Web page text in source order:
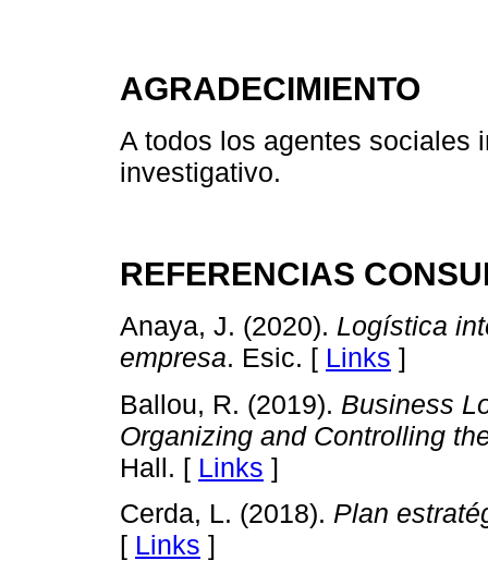
AGRADECIMIENTO
A todos los agentes sociales
investigativo.
REFERENCIAS
Anaya, J. (2020). Logística
empresa. Esic. [ Links ]
Ballou, R. (2019). Business
Organizing and Controlling
Hall. [ Links ]
Cerda, L. (2018). Plan
[ Links ]